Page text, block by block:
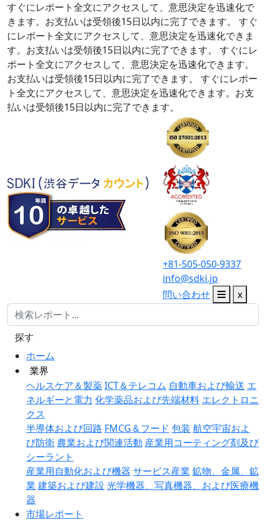
すぐにレポート全文にアクセスして、意思決定を迅速化で
きます。お支払いは受領後15日以内に完了できます。
すぐ
にレポート全文にアクセスして、意思決定を迅速化できま
す。お支払いは受領後15日以内に完了できます。
すぐにレ
ポート全文にアクセスして、意思決定を迅速化できます。
お支払いは受領後15日以内に完了できます。
すぐにレポー
ト全文にアクセスして、意思決定を迅速化できます。お支
払いは受領後15日以内に完了できます。
+81-505-050-9337
info@sdki.jp
問い合わせ
x
ホーム
業界
ヘルスケア＆製薬ICT＆テレコム 自動車および輸送 エ
ネルギーと電力 化学薬品および先端材料 エレクトロニ
クス
半導体および回路 FMCG＆フード 包装 航空宇宙およ
び防衛 農業および関連活動 産業用コーティング剤及び
シーラント
産業用自動化および機器 サービス産業 鉱物、金属、鉱
業 建築および建設 光学機器、写真機器、および医療機
器
市場レポート
探す